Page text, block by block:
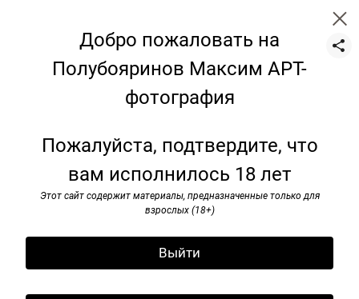
Добро пожаловать на
Полубояринов Максим АРТ-
фотография
Пожалуйста, подтвердите, что
вам исполнилось 18 лет
Этот сайт содержит материалы, предназначенные только для
взрослых (18+)
Выйти
Цветы